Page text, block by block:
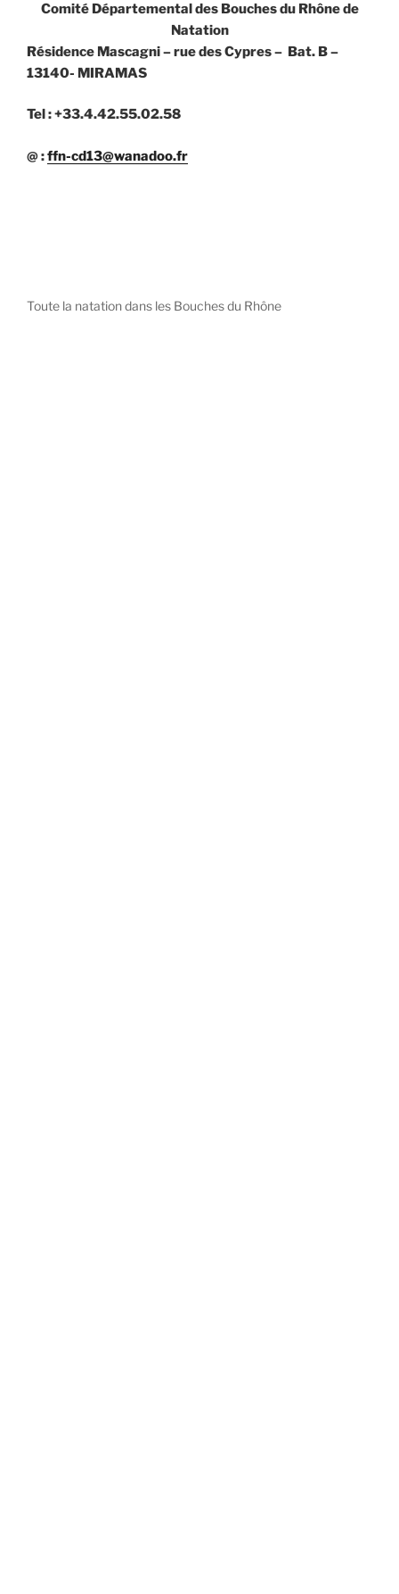
Comité Départemental des Bouches du Rhône de
Natation
Résidence Mascagni – rue des Cypres – Bat. B –
13140- MIRAMAS
Tel : +33.4.42.55.02.58
@ :ffn-cd13@wanadoo.fr
Toute la natation dans les Bouches du Rhône